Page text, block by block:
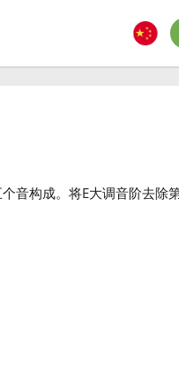
音构成。将E大调音阶去除